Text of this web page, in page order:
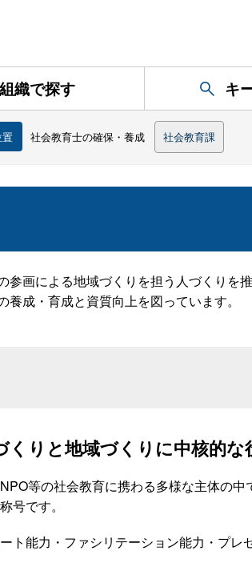
組織で探す キ
社会教育士の確保・養成 社会教育課
画による地域づくりを担う人づくりを
成・育成と資質向上を図っています。
くりと地域づくりに中核的な
等の社会教育に携わる多様な主体の
号です。
ト能力・ファシリテーション能力・プ